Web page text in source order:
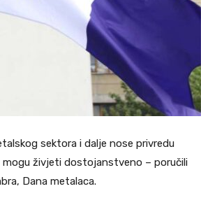
sektora i dalje nose privredu
mogu živjeti dostojanstveno – poručili
Dana metalaca.